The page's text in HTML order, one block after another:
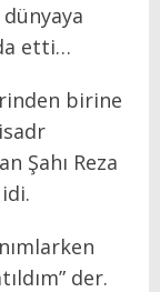
etti…
birine
Şahı Reza
der.